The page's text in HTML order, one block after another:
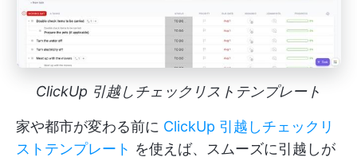
ClickUp 引越しチェックリストテンプレート
家や都市が変わる前に ClickUp 引越しチェックリ
ストテンプレート を使えば、スムーズに引越しが